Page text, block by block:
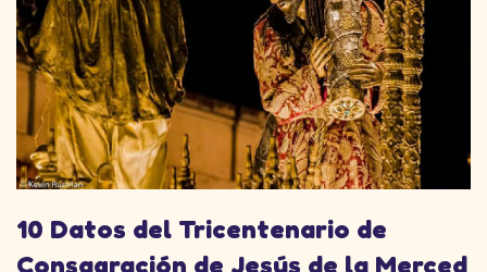
10 Datos del Tricentenario de
Consagración de Jesús de la Merced